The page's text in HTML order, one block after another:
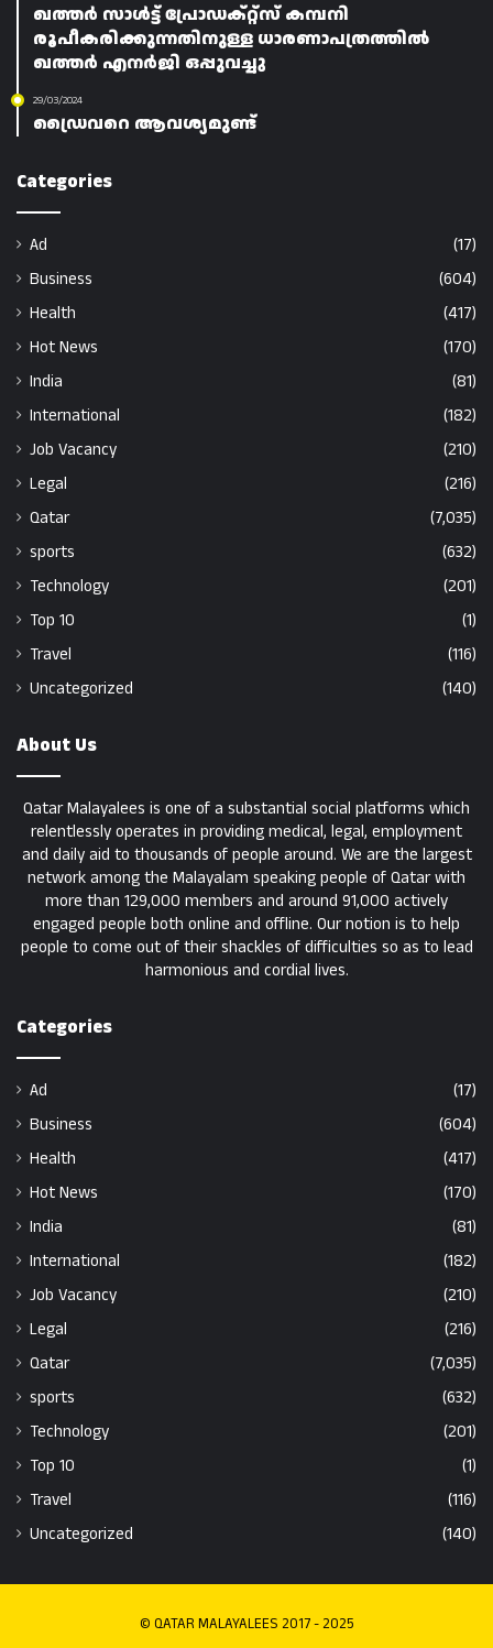
ഖത്തർ സാൾട്ട് പ്രോഡക്റ്റ്സ് കമ്പനി
രൂപീകരിക്കുന്നതിനുള്ള ധാരണാപത്രത്തിൽ
ഖത്തർ എനർജി ഒപ്പുവച്ചു
29/03/2024
ഡ്രൈവറെ ആവശ്യമുണ്ട്
Categories
Ad
(17)
Business
(604)
Health
(417)
Hot News
(170)
India
(81)
International
(182)
Job Vacancy
(210)
Legal
(216)
Qatar
(7,035)
sports
(632)
Technology
(201)
Top 10
(1)
Travel
(116)
Uncategorized
(140)
About Us
Qatar Malayalees is one of a substantial social platforms which
relentlessly operates in providing medical, legal, employment
and daily aid to thousands of people around. We are the largest
network among the Malayalam speaking people of Qatar with
more than 129,000 members and around 91,000 actively
engaged people both online and offline. Our notion is to help
people to come out of their shackles of difficulties so as to lead
harmonious and cordial lives.
Categories
Ad
(17)
Business
(604)
Health
(417)
Hot News
(170)
India
(81)
International
(182)
Job Vacancy
(210)
Legal
(216)
Qatar
(7,035)
sports
(632)
Technology
(201)
Top 10
(1)
Travel
(116)
Uncategorized
(140)
© QATAR MALAYALEES 2017 - 2025